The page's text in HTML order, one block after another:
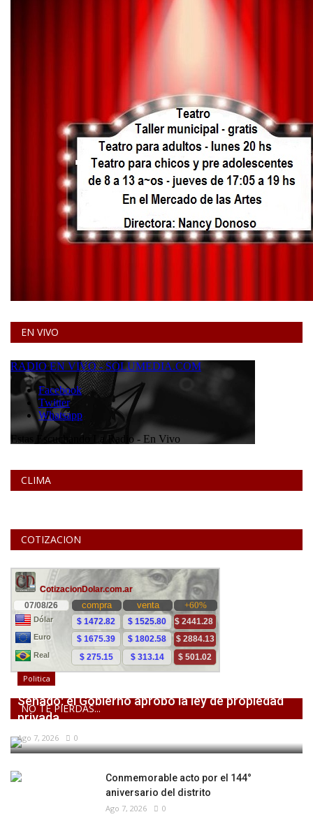
EN VIVO
CLIMA
COTIZACION
NO TE PIERDAS...
Politica
Senado: el Gobierno aprobó la ley de propiedad
privada,...
Ago 7, 2026 0
Conmemorable acto por el 144°
aniversario del distrito
Ago 7, 2026 0